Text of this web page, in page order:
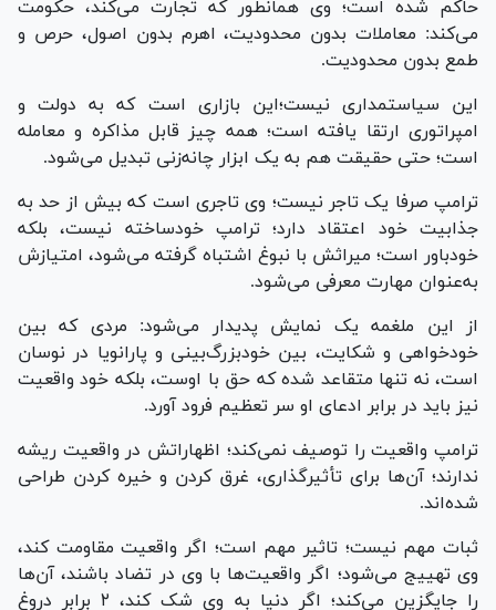
حاکم شده است؛ وی همانطور که تجارت می‌کند، حکومت
می‌کند: معاملات بدون محدودیت، اهرم بدون اصول، حرص و
طمع بدون محدودیت.
این سیاستمداری نیست؛این بازاری است که به دولت و
امپراتوری ارتقا یافته است؛ همه چیز قابل مذاکره و معامله
است؛ حتی حقیقت هم به یک ابزار چانه‌زنی تبدیل می‌شود.
ترامپ صرفا یک تاجر نیست؛ وی تاجری است که بیش از حد به
جذابیت خود اعتقاد دارد؛ ترامپ خودساخته نیست، بلکه
خودباور است؛ میراثش با نبوغ اشتباه گرفته می‌شود، امتیازش
به‌عنوان مهارت معرفی می‌شود.
از این ملغمه یک نمایش پدیدار می‌شود: مردی که بین
خودخواهی و شکایت، بین خودبزرگ‌بینی و پارانویا در نوسان
است، نه تنها متقاعد شده که حق با اوست، بلکه خود واقعیت
نیز باید در برابر ادعای او سر تعظیم فرود آورد.
ترامپ واقعیت را توصیف نمی‌کند؛ اظهاراتش در واقعیت ریشه
ندارند؛ آن‌ها برای تأثیرگذاری، غرق کردن و خیره کردن طراحی
شده‌اند.
ثبات مهم نیست؛ تاثیر مهم است؛ اگر واقعیت مقاومت کند،
وی تهییج می‌شود؛ اگر واقعیت‌ها با وی در تضاد باشند، آن‌ها
را جایگزین می‌کند؛ اگر دنیا به وی شک کند، ۲ برابر دروغ